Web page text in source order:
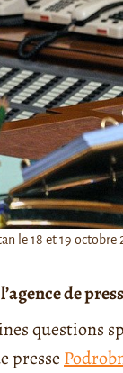
le 18 et 19 octobre
de
questions
presse